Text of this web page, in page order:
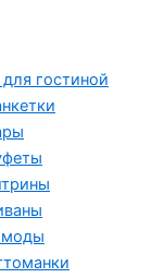
гостиной